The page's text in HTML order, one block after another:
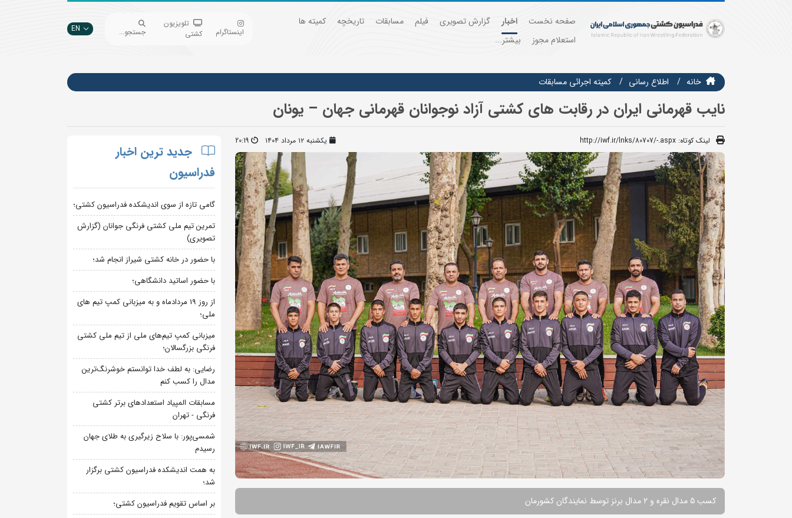
صفحه نخست اخبار گزارش تصویری فیلم مسابقات تاریخچه
کمیته ها
استعلام مجوز
بیشتر...
اینستاگرام
تلویزیون
کشتی
جستجو... EN
خانه اطلاع رسانی كميته اجرائي مسابقات
نایب قهرمانی ایران در رقابت های کشتی آزاد نوجوانان قهرمانی جهان – یونان
لینک کوتاه: http://iwf.ir/lnks/80707/-.aspx یکشنبه ۱۲ مرداد ۱۴۰۴ 20:19
کسب 5 مدال نقره و 2 مدال برنز توسط نمایندگان کشورمان
جدید ترین اخبار
فدراسیون
گامی تازه از سوی اندیشکده فدراسیون کشتی؛
تمرین تیم ملی کشتی فرنگی جوانان (گزارش
تصویری)
با حضور در خانه کشتی شیراز انجام شد؛
با حضور اساتید دانشگاهی؛
از روز 19 مردادماه و به میزبانی کمپ تیم های
ملی؛
میزبانی کمپ تیم‌های ملی از تیم ملی کشتی
فرنگی بزرگسالان؛
رضایی: به لطف خدا توانستم خوشرنگ‌ترین
مدال را کسب کنم
مسابقات المپیاد استعدادهای برتر کشتی
فرنگی - تهران
شمسی‌پور: با سلاح زیرگیری به طلای جهان
رسیدم
به همت اندیشکده فدراسیون کشتی برگزار
شد؛
بر اساس تقویم فدراسیون کشتی؛